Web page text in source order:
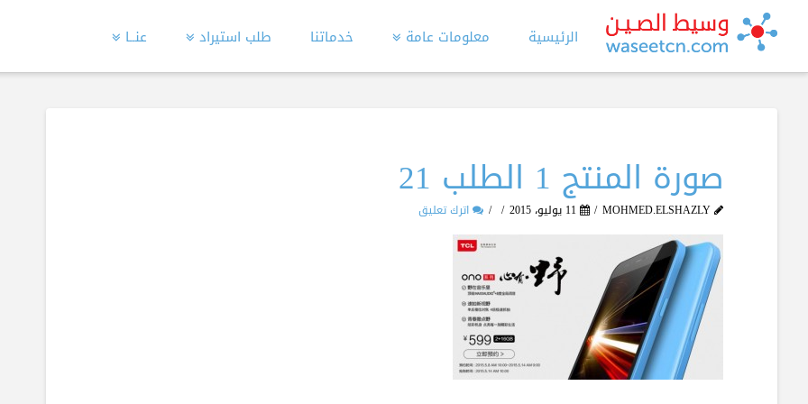
الرئيسية معلومات عامة خدماتنا طلب استيراد عنــا
صورة المنتج 1 الطلب 21
MOHMED.ELSHAZLY 11 يوليو، 2015 اترك تعليق